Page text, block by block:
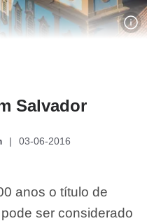
Salvador
03-06-2016
anos o título de
ser considerado